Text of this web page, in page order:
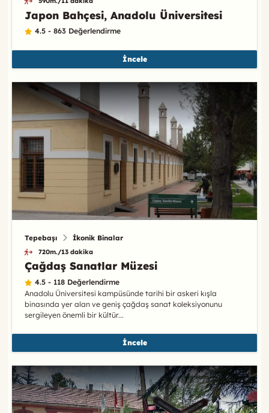
Japon Bahçesi, Anadolu Üniversitesi
4.5 - 863 Değerlendirme
İncele
Tepebaşı İkonik Binalar
720m./13 dakika
Çağdaş Sanatlar Müzesi
4.5 - 118 Değerlendirme
Anadolu Üniversitesi kampüsünde tarihi bir askeri kışla
binasında yer alan ve geniş çağdaş sanat koleksiyonunu
sergileyen önemli bir kültür...
İncele